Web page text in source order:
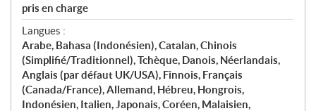
pris en charge
Langues :
Arabe, Bahasa (Indonésien), Catalan, Chinois
(Simplifié/Traditionnel), Tchèque, Danois, Néerlandais,
Anglais (par défaut UK/USA), Finnois, Français
(Canada/France), Allemand, Hébreu, Hongrois,
Indonésien, Italien, Japonais, Coréen, Malaisien,